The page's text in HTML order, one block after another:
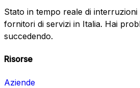
Stato in tempo reale di
fornitori di servizi in Italia. Hai
succedendo.
Risorse
Aziende